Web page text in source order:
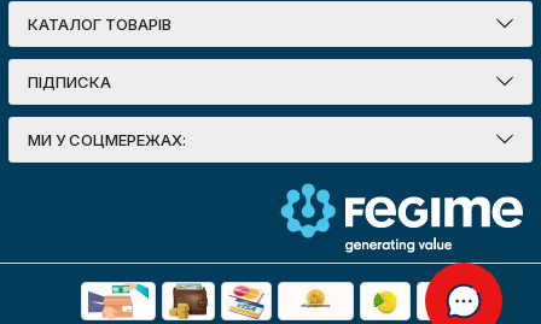
КАТАЛОГ ТОВАРІВ
ПІДПИСКА
МИ У СОЦМЕРЕЖАХ: